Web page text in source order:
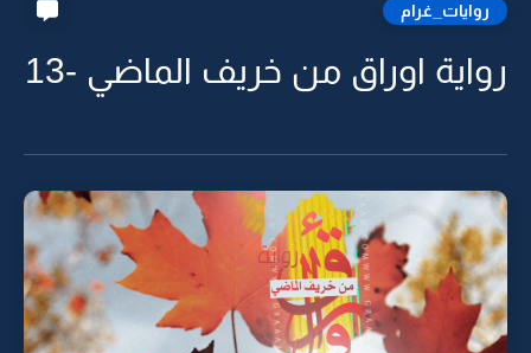
روايات_غرام
رواية اوراق من خريف الماضي -13